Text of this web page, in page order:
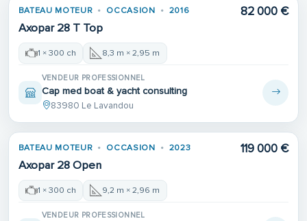
BATEAU MOTEUR OCCASION 2016
Axopar 28 T Top
82 000 €
1 × 300 ch 8,3 m × 2,95 m
VENDEUR PROFESSIONNEL
Cap med boat & yacht consulting
83980 Le Lavandou
BATEAU MOTEUR OCCASION 2023
Axopar 28 Open
119 000 €
1 × 300 ch 9,2 m × 2,96 m
VENDEUR PROFESSIONNEL